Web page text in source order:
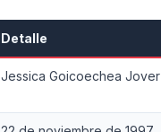
Detalle
Jessica Goicoechea Jover